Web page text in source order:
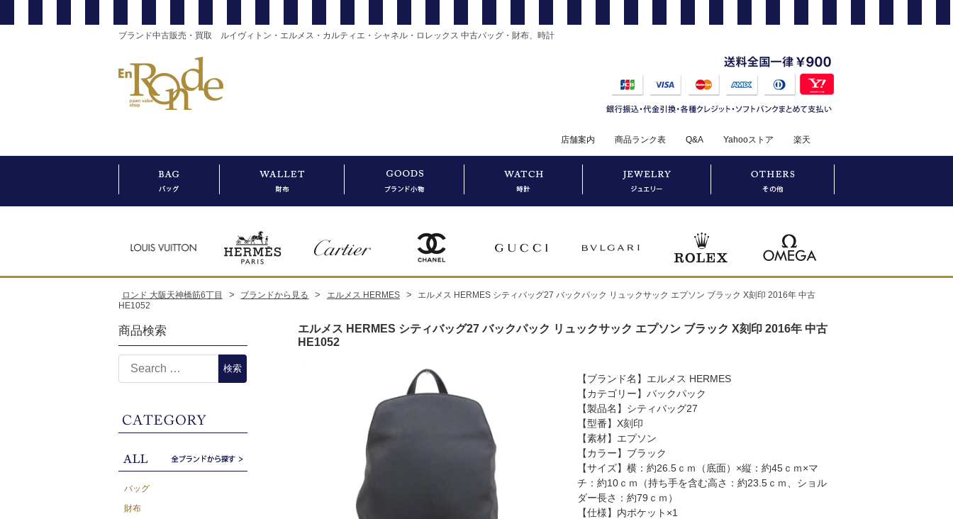
ブランド中古販売・買取 ルイヴィトン・エルメス・カルティエ・シャネル・ロレックス 中古バッグ・財布、時計
店舗案内 商品ランク表 Q&A Yahooストア 楽天
ロンド 大阪天神橋筋6丁目 > ブランドから見る > エルメス HERMES >
エルメス HERMES シティバッグ27 バックパック リュックサック エプソン ブラック X刻印 2016年 中古
HE1052
エルメス HERMES シティバッグ27 バックパック リュックサック エプソン ブラック X刻印 2016年 中古
HE1052
【ブランド名】エルメス HERMES
【カテゴリー】バックパック
【製品名】シティバッグ27
【型番】X刻印
【素材】エプソン
【カラー】ブラック
【サイズ】横：約26.5ｃｍ（底面）×縦：約45ｃｍ×マ
チ：約10ｃｍ（持ち手を含む高さ：約23.5ｃｍ、ショル
ダー長さ：約79ｃｍ）
【仕様】内ポケット×1
商品検索
バッグ
財布